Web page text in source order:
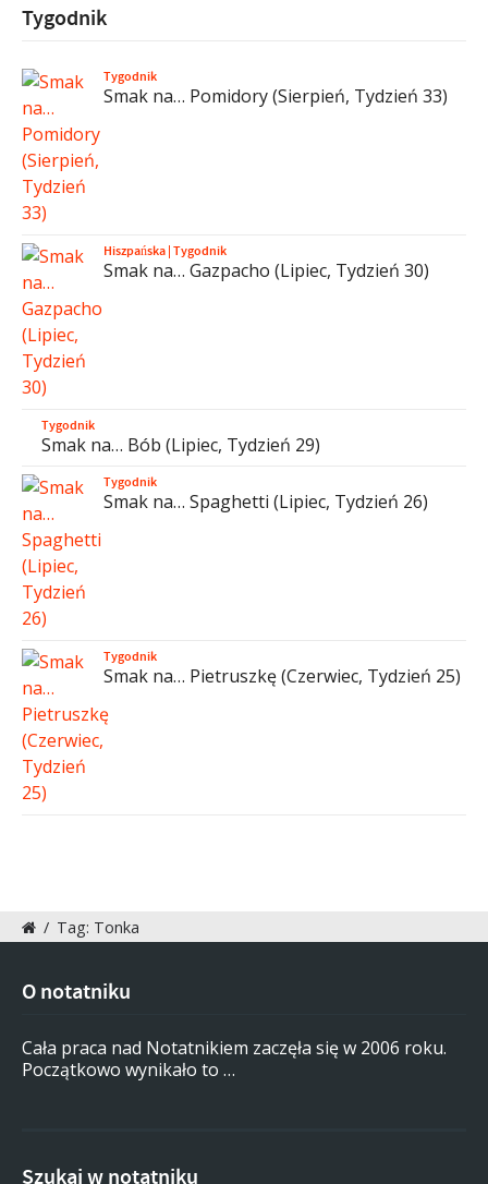
Tygodnik
Tygodnik
Smak na… Pomidory (Sierpień, Tydzień 33)
Hiszpańska|Tygodnik
Smak na… Gazpacho (Lipiec, Tydzień 30)
Tygodnik
Smak na… Bób (Lipiec, Tydzień 29)
Tygodnik
Smak na… Spaghetti (Lipiec, Tydzień 26)
Tygodnik
Smak na… Pietruszkę (Czerwiec, Tydzień 25)
/ Tag: Tonka
O notatniku
Cała praca nad Notatnikiem zaczęła się w 2006 roku.
Początkowo wynikało to …
Szukaj w notatniku